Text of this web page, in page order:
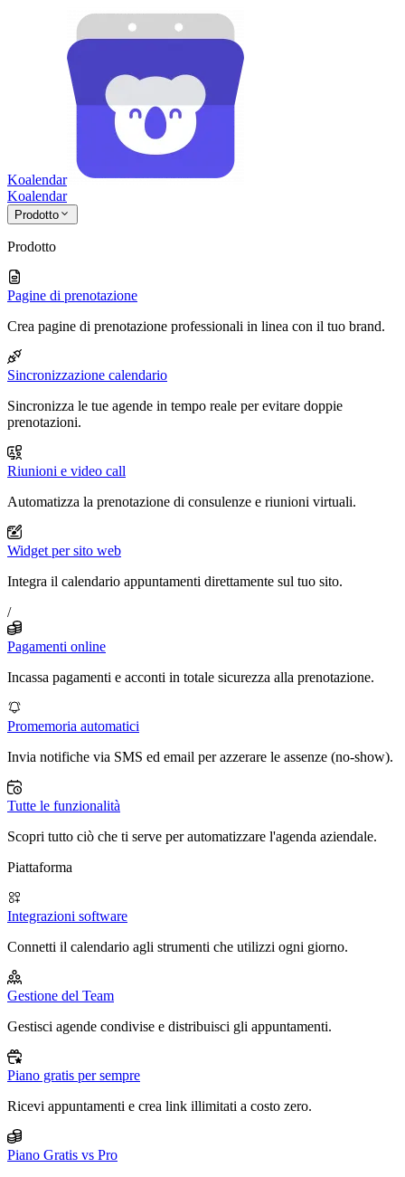
Koalendar
Koalendar
Prodotto
Prodotto
Pagine di prenotazione
Crea pagine di prenotazione professionali in linea con il tuo brand.
Sincronizzazione calendario
Sincronizza le tue agende in tempo reale per evitare doppie
prenotazioni.
Riunioni e video call
Automatizza la prenotazione di consulenze e riunioni virtuali.
Widget per sito web
Integra il calendario appuntamenti direttamente sul tuo sito.
/
Pagamenti online
Incassa pagamenti e acconti in totale sicurezza alla prenotazione.
Promemoria automatici
Invia notifiche via SMS ed email per azzerare le assenze (no-show).
Tutte le funzionalità
Scopri tutto ciò che ti serve per automatizzare l'agenda aziendale.
Piattaforma
Integrazioni software
Connetti il calendario agli strumenti che utilizzi ogni giorno.
Gestione del Team
Gestisci agende condivise e distribuisci gli appuntamenti.
Piano gratis per sempre
Ricevi appuntamenti e crea link illimitati a costo zero.
Piano Gratis vs Pro